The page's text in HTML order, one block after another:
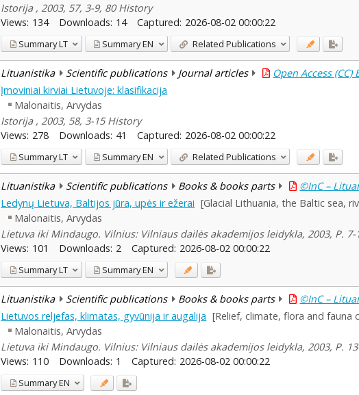
Istorija , 2003, 57, 3-9, 80 History
Views: 134 Downloads: 14 Captured: 2026-08-02 00:00:22
SummaryLT SummaryEN Related Publications
Lituanistika Scientific publications Journal articles Open Access (CC)
Įmoviniai kirviai Lietuvoje: klasifikacija
Malonaitis, Arvydas
Istorija , 2003, 58, 3-15 History
Views: 278 Downloads: 41 Captured: 2026-08-02 00:00:22
SummaryLT SummaryEN Related Publications
Lituanistika Scientific publications Books & books parts ©InC –
Ledynų Lietuva, Baltijos jūra, upės ir ežerai [Glacial Lithuania, the Baltic sea,
Malonaitis, Arvydas
Lietuva iki Mindaugo. Vilnius: Vilniaus dailės akademijos leidykla, 2003, P. 7-
Views: 101 Downloads: 2 Captured: 2026-08-02 00:00:22
SummaryLT SummaryEN
Lituanistika Scientific publications Books & books parts ©InC –
Lietuvos reljefas, klimatas, gyvūnija ir augalija [Relief, climate, flora and fauna
Malonaitis, Arvydas
Lietuva iki Mindaugo. Vilnius: Vilniaus dailės akademijos leidykla, 2003, P.
Views: 110 Downloads: 1 Captured: 2026-08-02 00:00:22
SummaryEN